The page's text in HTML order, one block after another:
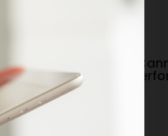
Tappi Per Aghi
Iniezione